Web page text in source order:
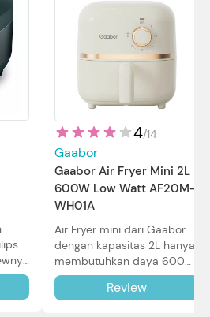
4/14
Gaabor
Gaabor Air Fryer Mini 2L
600W Low Watt AF20M-
WH01A
Air Fryer mini dari Gaabor
dengan kapasitas 2L hanya
membutuhkan daya 600W
dalam pemakaian. Simak
review selengkapnya di sini.
Review